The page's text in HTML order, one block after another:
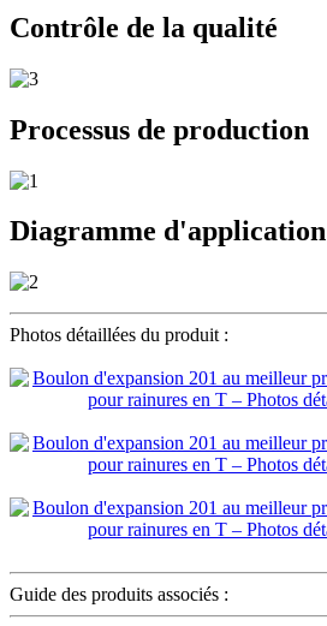
Contrôle de la qualité
Processus de production
Diagramme d'application
Photos détaillées du produit :
Guide des produits associés :